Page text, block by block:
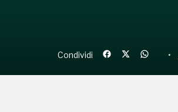
Condividi